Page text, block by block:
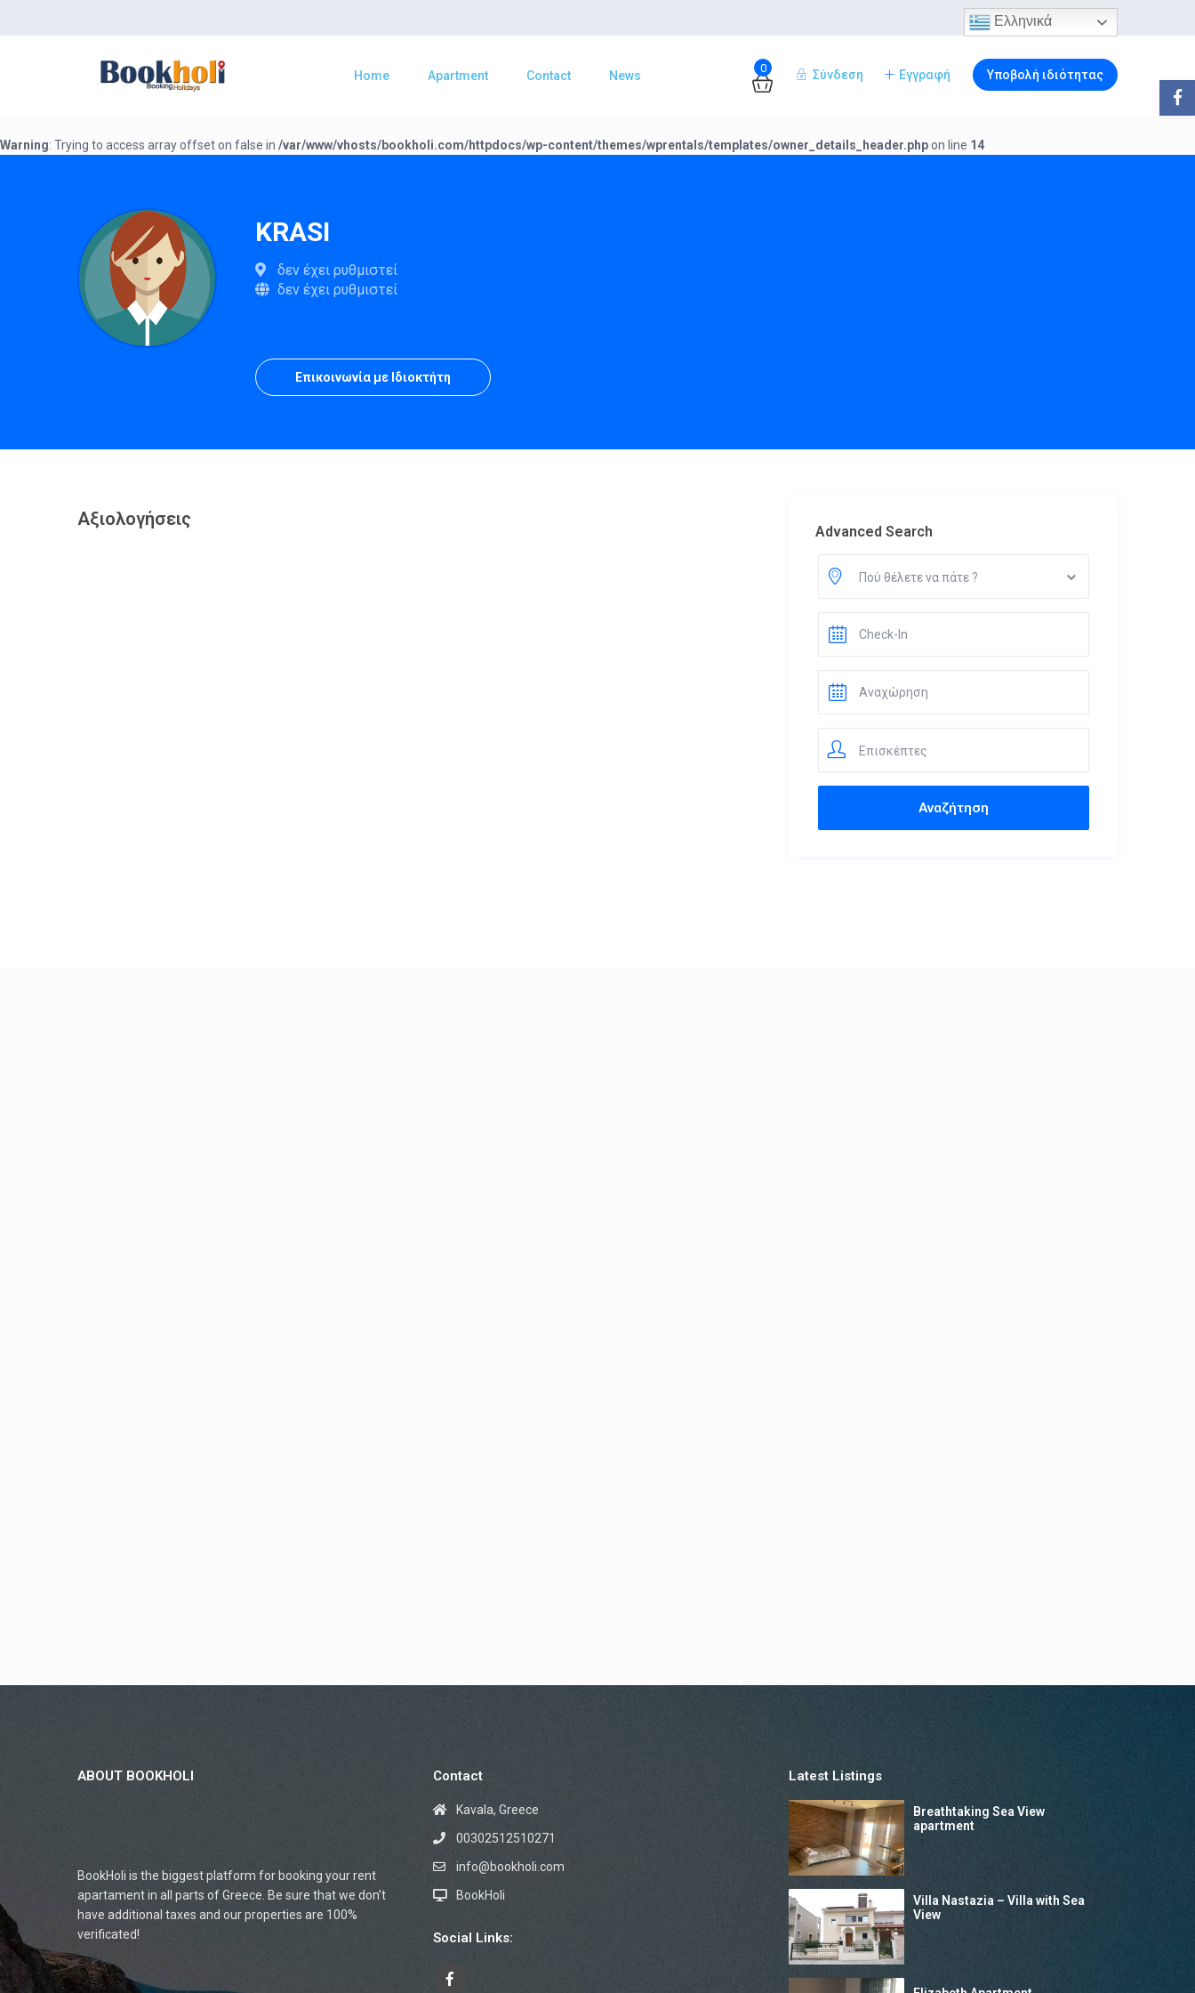
Ελληνικά
0 Σύνδεση Εγγραφή Υποβολή ιδιότητας
Home Apartment Contact News
Πού θέλετε να πάτε ? Επισκέπτες
Warning: Trying to access array offset on false in /var/www/vhosts/bookholi.com/httpdocs/wp-content/themes/wprentals/templates/owner_details_header.phpon line 14
KRASI
δεν έχει ρυθμιστεί
δεν έχει ρυθμιστεί
Επικοινωνία με Ιδιοκτήτη
Αξιολογήσεις
Advanced Search
Πού θέλετε να πάτε ?
Επισκέπτες
ABOUT BOOKHOLI
BookHoli is the biggest platform for booking your rent
apartament in all parts of Greece. Be sure that we don’t
have additional taxes and our properties are 100%
verificated!
Contact
Kavala, Greece
00302512510271
info@bookholi.com
BookHoli
Social Links:
Latest Listings
Breathtaking Sea View
apartment
Villa Nastazia – Villa with Sea
View